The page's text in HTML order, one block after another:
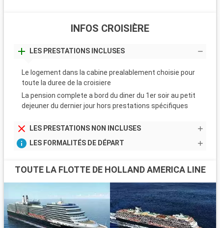
INFOS CROISIÈRE
LES PRESTATIONS INCLUSES
Le logement dans la cabine prealablement choisie pour
toute la duree de la croisiere
La pension complete a bord du diner du 1er soir au petit
dejeuner du dernier jour hors prestations spécifiques
LES PRESTATIONS NON INCLUSES
LES FORMALITÉS DE DÉPART
TOUTE LA FLOTTE DE HOLLAND AMERICA LINE